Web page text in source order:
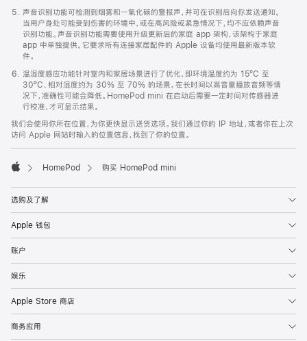
声音识别功能可检测到烟雾和一氧化碳的警报声，并可在识别后向你发送通知。
当用户身处可能受到伤害的环境中，或在高风险或紧急情况下，均不应依赖声音
识别功能。声音识别功能需要使用升级更新后的家庭 app 架构，该架构于家庭
app 中单独提供。它要求所有连接家居配件的 Apple 设备均使用最新版本软
件。
温湿度感应功能针对室内和家居场景进行了优化，即环境温度约为 15ºC 至
30ºC、相对湿度约为 30% 至 70% 的场景。在长时间以高音量播放音频等情
况下，准确性可能会降低。HomePod mini 在启动后需要一定时间对传感器进
行校准，才可显示结果。
我们会使用你所在位置，为你更快显示送货选项。我们通过你的 IP 地址，或者你在上次
访问 Apple 网站时输入的位置信息，找到了你的位置。
HomePod 购买 HomePod mini
选购及了解
Apple 钱包
账户
娱乐
Apple Store 商店
商务应用